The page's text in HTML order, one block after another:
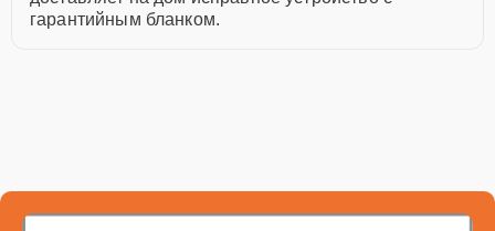
гарантийным бланком.